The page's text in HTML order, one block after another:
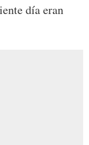
día eran